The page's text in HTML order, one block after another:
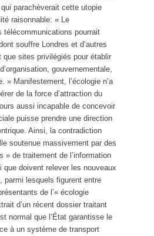
parachèverait cette utopie
raisonnable: « Le
télécommunications pourrait
souffre Londres et d’autres
que sites privilégiés pour établir
gouvernementale,
» Manifestement, l’écologie n’a
de la force d’attraction du
aussi incapable de concevoir
puisse prendre une direction
Ainsi, la contradiction
soutenue massivement par des
» de traitement de l’information
que doivent relever les nouveaux
parmi lesquels figurent entre
de l’« écologie
d’un récent dossier traitant
normal que l’État garantisse le
à un système de transport